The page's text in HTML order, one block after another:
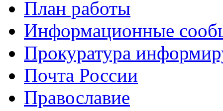
План работы
Информационные
Прокуратура
Почта России
Православие